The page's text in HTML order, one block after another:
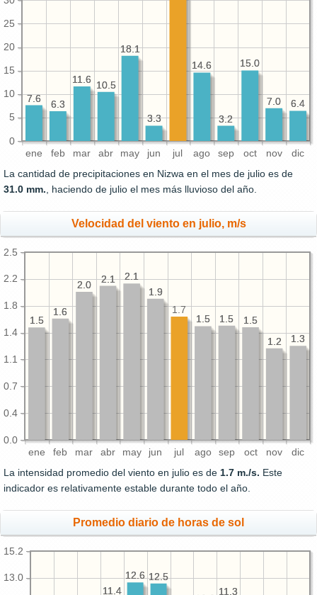
ene feb mar abr may jun jul ago sep oct nov dic
0
5
10
15
20
25
6.4
7.0
15.0
3.2
14.6
3.3
18.1
10.5
11.6
6.3
7.6
6.4
7.0
15.0
3.2
14.6
3.3
18.1
10.5
11.6
6.3
7.6
La cantidad de precipitaciones en Nizwa en el mes de julio es de
31.0 mm. , haciendo de julio el mes más lluvioso del año.
Velocidad del viento en julio, m/s
ene feb mar abr may jun jul ago sep oct nov dic
0.0
0.4
0.7
1.1
1.4
1.8
2.2
2.5
1.3
1.2
1.5
1.5
1.5
1.9
2.1
2.1
2.0
1.6
1.5
1.3
1.2
1.5
1.5
1.5
1.7
1.9
2.1
2.1
2.0
1.6
1.5
La intensidad promedio del viento en julio es de 1.7 m./s. Este
indicador es relativamente estable durante todo el año.
Promedio diario de horas de sol
13.0
15.2
11.3
12.5
12.6
11.4
11.3
12.5
12.6
11.4